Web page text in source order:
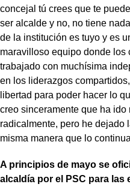
concejal tú crees que te
ser alcalde y no, no tiene
de la institución es tuyo y es
maravilloso equipo donde
trabajado con muchísima
en los liderazgos
libertad para poder hacer lo
creo sinceramente que ha
radicalmente, pero he dejado
misma manera que lo
A principios de mayo se
alcaldía por el PSC para las